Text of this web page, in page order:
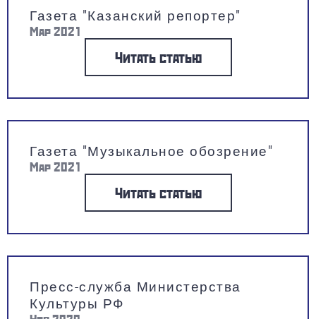
Газета "Казанский репортер"
Мар 2021
Читать статью
Газета "Музыкальное обозрение"
Мар 2021
Читать статью
Пресс-служба Министерства
Культуры РФ